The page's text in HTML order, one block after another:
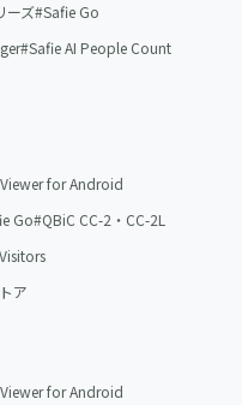
ーズ Safie Go
Safie AI People Count
Viewer for Android
Go QBiC CC-2・CC-2L
Visitors
ア
Viewer for Android